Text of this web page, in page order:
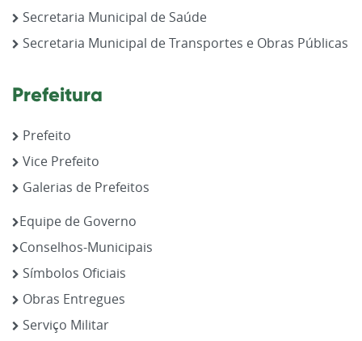
Secretaria Municipal de Saúde
Secretaria Municipal de Transportes e Obras Públicas
Prefeitura
Prefeito
Vice Prefeito
Galerias de Prefeitos
Equipe de Governo
Conselhos-Municipais
Símbolos Oficiais
Obras Entregues
Serviço Militar